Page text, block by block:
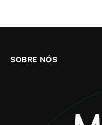
SOBRE NÓS